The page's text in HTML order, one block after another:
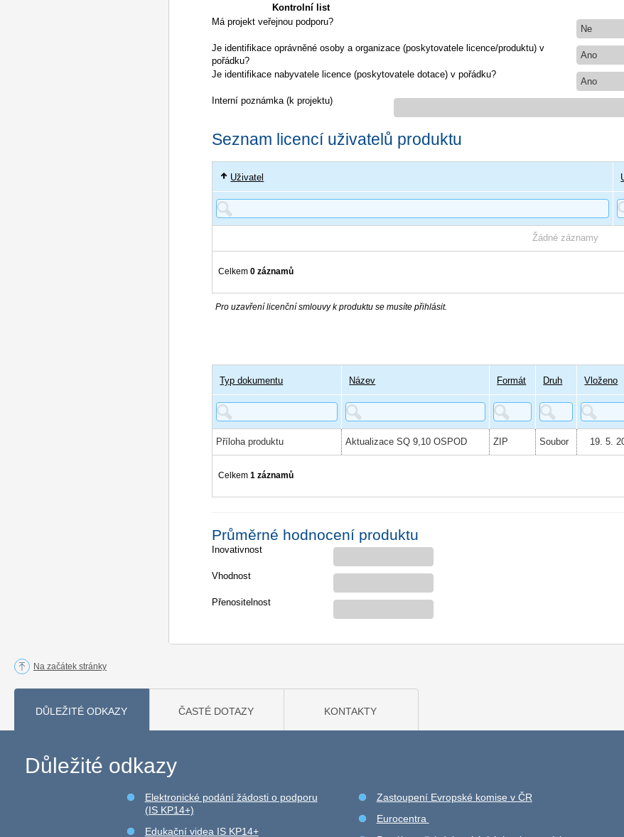
Kontrolní list
Má projekt veřejnou podporu?
Ne
Je identifikace oprávněné osoby a organizace (poskytovatele licence/produktu) v
pořádku?
Ano
Je identifikace nabyvatele licence (poskytovatele dotace) v pořádku?
Ano
Interní poznámka (k projektu)
Seznam licencí uživatelů produktu
Uživatel
Žádné záznamy
Celkem 0 záznamů
Pro uzavření licenční smlouvy k produktu se musíte přihlásit.
Typ dokumentu Název Formát Druh Vloženo
Příloha produktu Aktualizace SQ 9,10 OSPOD ZIP Soubor 19. 5.
Celkem 1 záznamů
Průměrné hodnocení produktu
Inovativnost
Vhodnost
Přenositelnost
Na začátek stránky
DŮLEŽITÉ ODKAZY ČASTÉ DOTAZY KONTAKTY
Důležité odkazy
Elektronické podání žádosti o podporu
(IS KP14+)
Edukační videa IS KP14+
Zastoupení Evropské komise v ČR
Eurocentra